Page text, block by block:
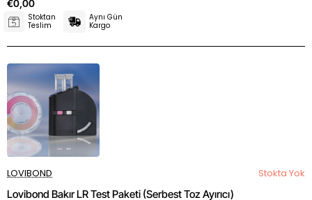
€0,00
Stoktan
Teslim
Aynı Gün
Kargo
LOVIBOND
Stokta Yok
Lovibond Bakır LR Test Paketi (Serbest Toz Ayırıcı)